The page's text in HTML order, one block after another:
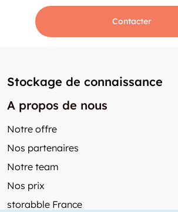
Contacter
Stockage de connaissance
A propos de nous
Notre offre
Nos partenaires
Notre team
Nos prix
storabble France